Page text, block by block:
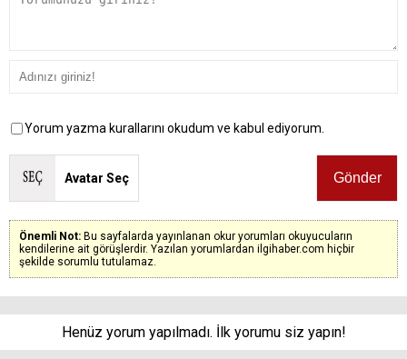
Yorum yazma kurallarını okudum ve kabul ediyorum.
Avatar Seç
Önemli Not: Bu sayfalarda yayınlanan okur yorumları okuyucuların
kendilerine ait görüşlerdir. Yazılan yorumlardan ilgihaber.com hiçbir
şekilde sorumlu tutulamaz.
Henüz yorum yapılmadı. İlk yorumu siz yapın!